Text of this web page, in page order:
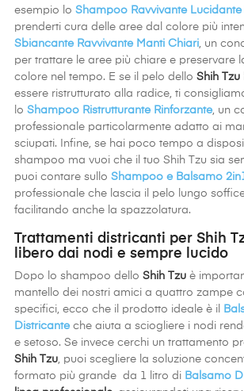
esempio lo Shampoo Ravvivante Lucidante
prenderti cura delle aree dal colore più
Sbiancante Ravvivante Manti Chiari , un
per trattare le aree più chiare e preservare
colore nel tempo. E se il pelo dello Shih Tzu
essere ristrutturato alla radice, ti
lo Shampoo Ristrutturante Rinforzante, un
professionale particolarmente adatto ai
sciupati. Infine, se hai poco tempo a
shampoo ma vuoi che il tuo Shih Tzu sia
puoi contare sullo Shampoo e Balsamo
professionale che lascia il pelo lungo
facilitando anche la spazzolatura.
Trattamenti districanti per Shih
libero dai nodi e sempre lucido
Dopo lo shampoo dello Shih Tzu è
mantello dei nostri amici a quattro zampe
specifici, ecco che il prodotto ideale è il
Districanteche aiuta a sciogliere i nodi
e setoso. Se invece cerchi un trattamento
Shih Tzu , puoi scegliere la soluzione
formato più grande da 1 litro di Balsamo